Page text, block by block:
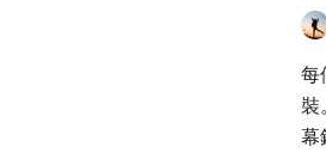
每
裝
幕